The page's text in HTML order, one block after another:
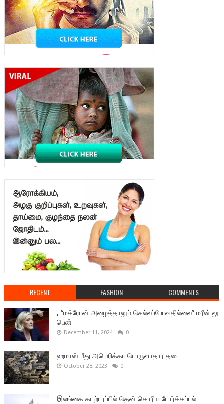
RECENT FASHION COMMENTS
, “மக்ரோன் அழைத்தாலும் செல்லப்போவதில்லை” மரீன் லு
பென்
December 11, 2024 0
ஹமாஸ் மீது அமெரிக்கா பொருளாதார தடை
October 28, 2023 0
இலங்கை கடற்பரப்பில் தென் கொரிய போர்க்கப்பல்